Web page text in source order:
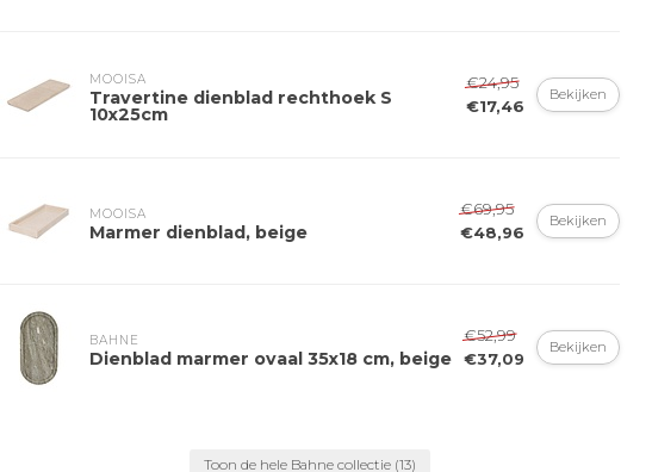
MOOISA
Travertine dienblad rechthoek S
10x25cm
€24,95
€17,46
Bekijken
MOOISA
Marmer dienblad, beige
€69,95
€48,96
Bekijken
BAHNE
Dienblad marmer ovaal 35x18 cm, beige
€52,99
€37,09
Bekijken
Toon de hele Bahne collectie (13)